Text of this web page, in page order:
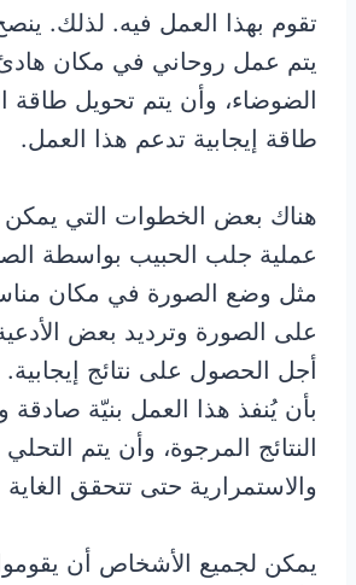
تقوم بهذا العمل فيه. لذلك.
يتم عمل روحاني في مكان
الضوضاء، وأن يتم تحويل طاقة
طاقة إيجابية تدعم هذا العمل.
هناك بعض الخطوات التي يمكن
عملية جلب الحبيب بواسطة
مثل وضع الصورة في مكان
على الصورة وترديد بعض
أجل الحصول على نتائج
بأن يُنفذ هذا العمل بنيّة
النتائج المرجوة، وأن يتم التحلي
والاستمرارية حتى تتحقق
يمكن لجميع الأشخاص أن